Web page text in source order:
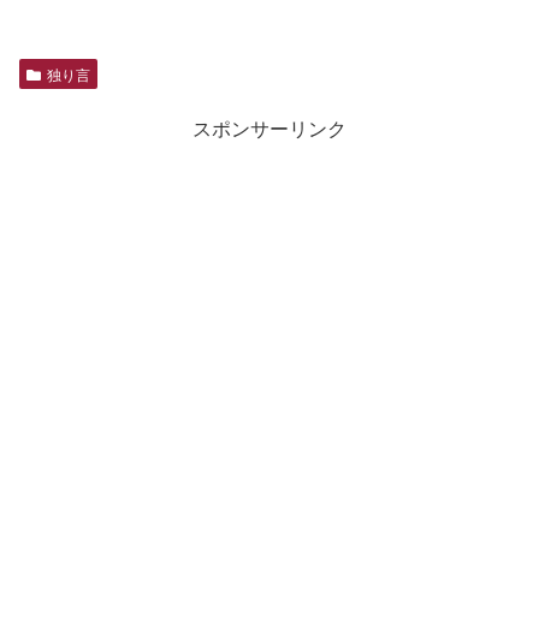
独り言
スポンサーリンク